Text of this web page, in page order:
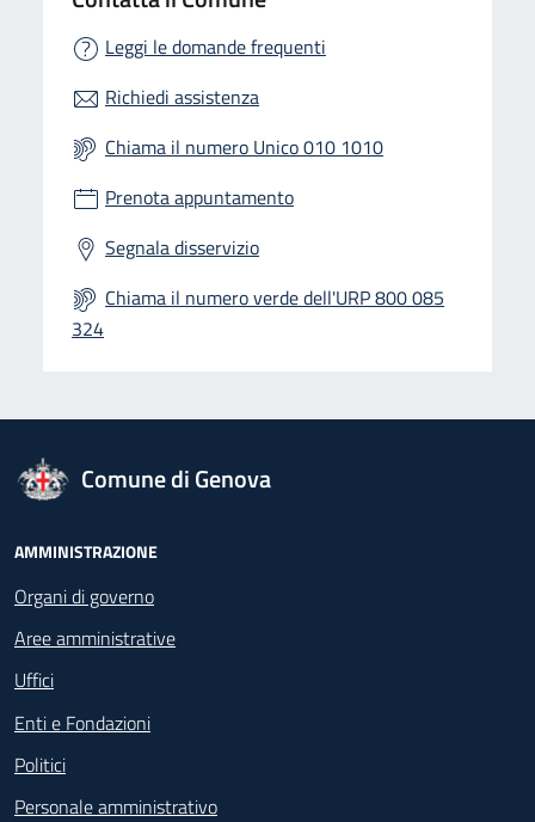
Leggi le domande frequenti
Richiedi assistenza
Chiama il numero Unico 010 1010
Prenota appuntamento
Segnala disservizio
Chiama il numero verde dell'URP 800 085
324
logo Unione Europea
Comune di Genova
Footer - Navigazione
AMMINISTRAZIONE
Organi di governo
Aree amministrative
Uffici
Enti e Fondazioni
Politici
Personale amministrativo